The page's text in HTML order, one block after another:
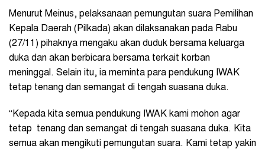
Menurut Meinus, pelaksanaan pemungutan suara Pemilihan
Kepala Daerah (Pilkada) akan dilaksanakan pada Rabu
(27/11) pihaknya mengaku akan duduk bersama keluarga
duka dan akan berbicara bersama terkait korban
meninggal. Selain itu, ia meminta para pendukung IWAK
tetap tenang dan semangat di tengah suasana duka.
“Kepada kita semua pendukung IWAK kami mohon agar
tetap tenang dan semangat di tengah suasana duka. Kita
semua akan mengikuti pemungutan suara. Kami tetap yakin